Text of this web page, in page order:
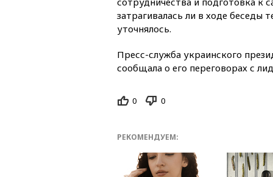
затрагивалась ли в ходе беседы
уточнялось.
Пресс-служба украинского
сообщала о его переговорах с
0 0
РЕКОМЕНДУЕМ: